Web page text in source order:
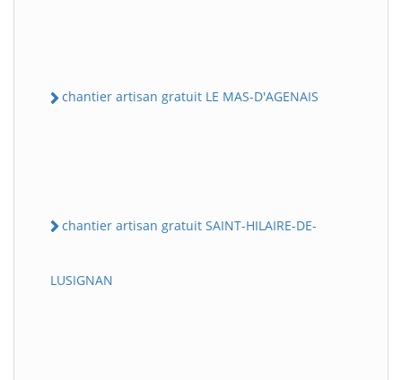
chantier artisan gratuit LE MAS-D'AGENAIS
chantier artisan gratuit SAINT-HILAIRE-DE-
LUSIGNAN